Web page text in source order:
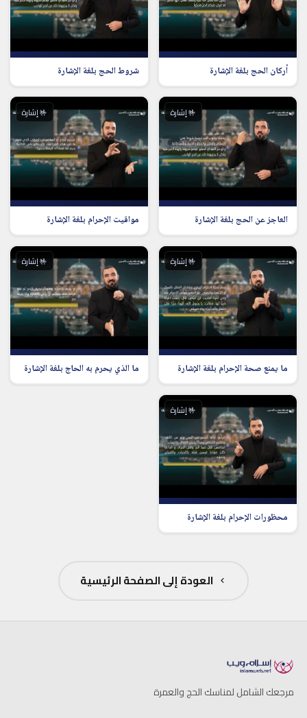
أركان الحج بلغة الإشارة شروط الحج بلغة الإشارة
🤟 إشارة
العاجز عن الحج بلغة الإشارة
🤟 إشارة
مواقيت الإحرام بلغة الإشارة
🤟 إشارة
ما يمنع صحة الإحرام بلغة الإشارة
🤟 إشارة
ما الذي يحرم به الحاج بلغة الإشارة
🤟 إشارة
محظورات الإحرام بلغة الإشارة
العودة إلى الصفحة الرئيسية
مرجعك الشامل لمناسك الحج والعمرة